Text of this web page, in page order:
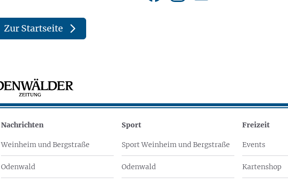
Zur Startseite
Nachrichten
Weinheim und Bergstraße
Odenwald
Sport
Sport Weinheim und Bergstraße
Odenwald
Freizeit
Events
Kartenshop